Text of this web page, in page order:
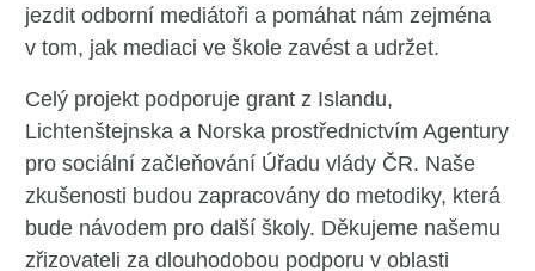
jezdit odborní mediátoři a pomáhat nám zejména
v tom, jak mediaci ve škole zavést a udržet.
Celý projekt podporuje grant z Islandu,
Lichtenštejnska a Norska prostřednictvím Agentury
pro sociální začleňování Úřadu vlády ČR. Naše
zkušenosti budou zapracovány do metodiky, která
bude návodem pro další školy. Děkujeme našemu
zřizovateli za dlouhodobou podporu v oblasti